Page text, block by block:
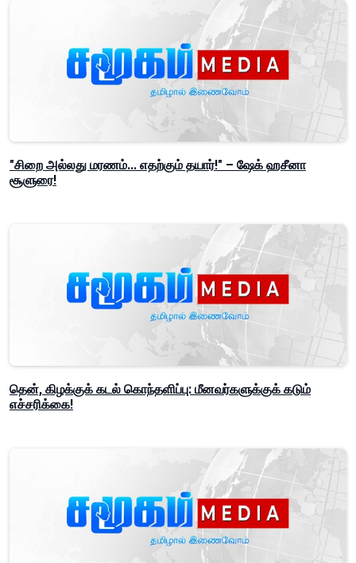
"சிறை அல்லது மரணம்... எதற்கும் தயார்!" – ஷேக் ஹசீனா
சூளுரை!
தென், கிழக்குக் கடல் கொந்தளிப்பு: மீனவர்களுக்குக் கடும்
எச்சரிக்கை!